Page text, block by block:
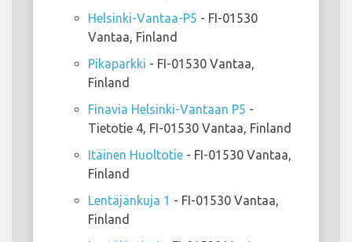
Helsinki-Vantaa-P5 - FI-01530
Vantaa, Finland
Pikaparkki - FI-01530 Vantaa,
Finland
Finavia Helsinki-Vantaan P5 -
Tietotie 4, FI-01530 Vantaa, Finland
Itäinen Huoltotie - FI-01530 Vantaa,
Finland
Lentäjänkuja 1 - FI-01530 Vantaa,
Finland